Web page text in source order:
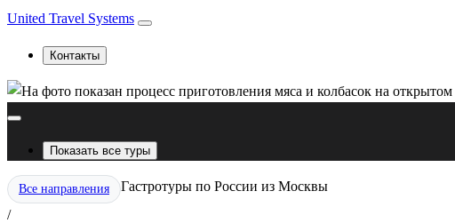
United Travel Systems
Контакты
Показать все туры
Все направления
/
Гастротуры по России из Москвы